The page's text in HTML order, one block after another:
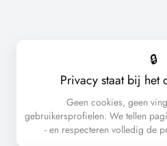
🔒
Privacy staat bij het
Geen cookies, geen
gebruikersprofielen. We tellen
- en respecteren volledig de